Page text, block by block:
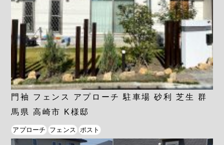
門袖 フェンス アプローチ 駐車場 砂利 芝生 群
馬県 高崎市 K様邸
アプローチ フェンス ポスト